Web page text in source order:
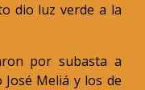
dio luz verde a la
por subasta a
Meliá y los de